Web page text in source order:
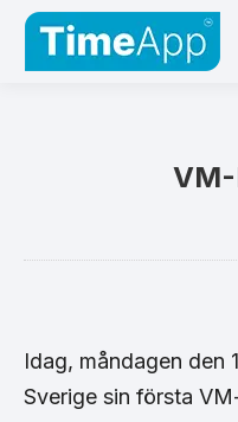
Idag, måndagen den
Sverige sin första